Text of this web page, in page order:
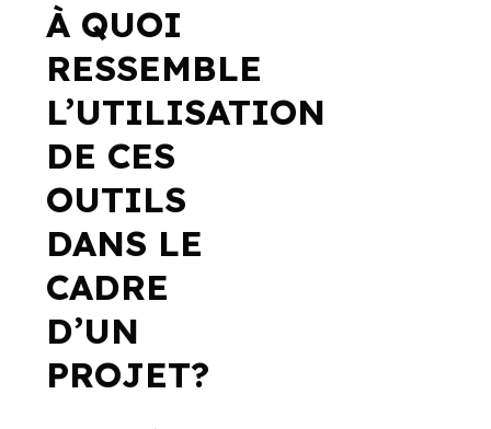
À QUOI
RESSEMBLE
L’UTILISATION
DE CES
OUTILS
DANS LE
CADRE
D’UN
PROJET?